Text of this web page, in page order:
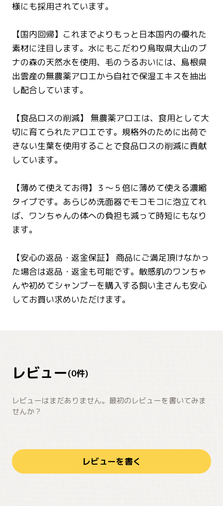
様にも採用されています。
【国内回帰】これまでよりもっと日本国内の優れた
素材に注目します。水にもこだわり鳥取県大山のブ
ナの森の天然水を使用、毛のうるおいには、島根県
出雲産の無農薬アロエから自社で保湿エキスを抽出
し配合しています。
【食品ロスの削減】 無農薬アロエは、食用として大
切に育てられたアロエです。規格外のために出荷で
きない生葉を使用することで食品ロスの削減に貢献
しています。
【薄めて使えてお得】３〜５倍に薄めて使える濃縮
タイプです。あらじめ洗面器でモコモコに泡立てれ
ば、ワンちゃんの体への負担も減って時短にもなり
ます。
【安心の返品・返金保証】 商品にご満足頂けなかっ
た場合は返品・返金も可能です。敏感肌のワンちゃ
んや初めてシャンプーを購入する飼い主さんも安心
してお買い求めいただけます。
レビュー(0件)
レビューはまだありません。最初のレビューを書いてみま
せんか？
レビューを書く